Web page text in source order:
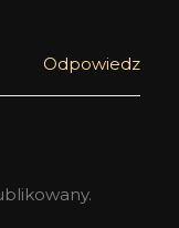
Odpowiedz